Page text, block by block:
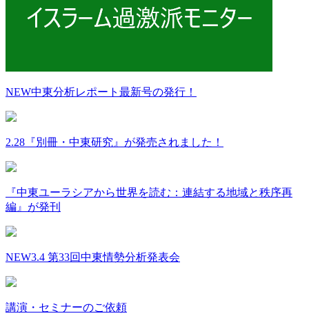
NEW中東分析レポート最新号の発行！
2.28『別冊・中東研究』が発売されました！
『中東ユーラシアから世界を読む：連結する地域と秩序再
編』が発刊
NEW3.4 第33回中東情勢分析発表会
講演・セミナーのご依頼